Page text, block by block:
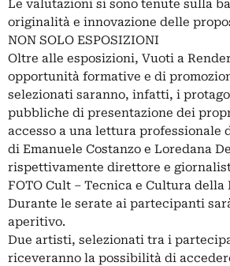
Le valutazioni si sono tenute sulla
originalità e innovazione delle
NON SOLO ESPOSIZIONI
Oltre alle esposizioni, Vuoti a
opportunità formative e di
selezionati saranno, infatti, i
pubbliche di presentazione dei
accesso a una lettura professionale
di Emanuele Costanzo e Loredana
rispettivamente direttore e
FOTO Cult – Tecnica e Cultura della
Durante le serate ai partecipanti
aperitivo.
Due artisti, selezionati tra i
riceveranno la possibilità di